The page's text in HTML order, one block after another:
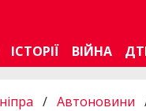
ІСТОРІЇ ВІЙНА
/ Автоновини